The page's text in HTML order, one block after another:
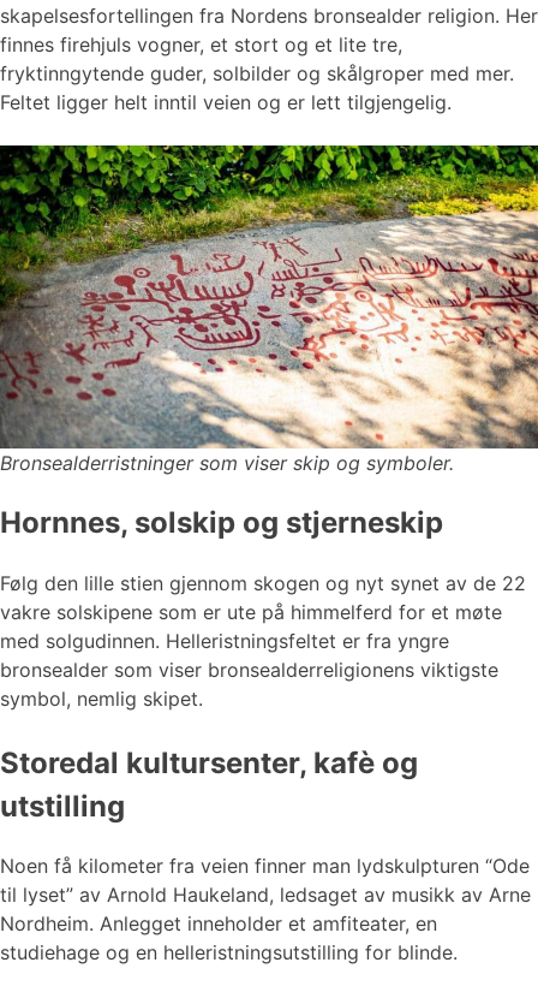
skapelsesfortellingen fra Nordens bronsealder religion. Her
finnes firehjuls vogner, et stort og et lite tre,
fryktinngytende guder, solbilder og skålgroper med mer.
Feltet ligger helt inntil veien og er lett tilgjengelig.
Bronsealderristninger som viser skip og symboler.
Hornnes, solskip og stjerneskip
Følg den lille stien gjennom skogen og nyt synet av de 22
vakre solskipene som er ute på himmelferd for et møte
med solgudinnen. Helleristningsfeltet er fra yngre
bronsealder som viser bronsealderreligionens viktigste
symbol, nemlig skipet.
Storedal kultursenter, kafè og
utstilling
Noen få kilometer fra veien finner man lydskulpturen “Ode
til lyset” av Arnold Haukeland, ledsaget av musikk av Arne
Nordheim. Anlegget inneholder et amfiteater, en
studiehage og en helleristningsutstilling for blinde.